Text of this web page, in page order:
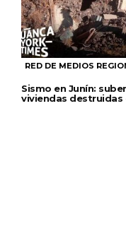
RED DE MEDIOS
Sismo en Junín:
viviendas destruidas